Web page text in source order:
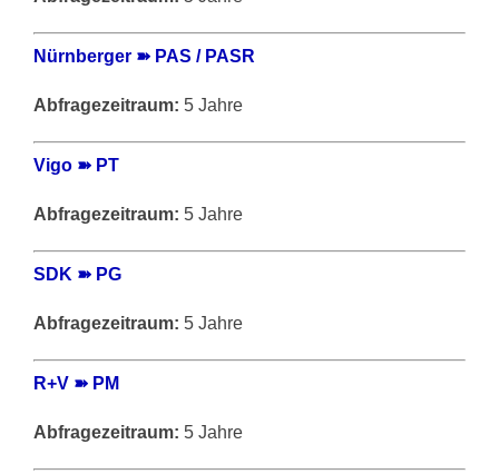
Nürnberger ➽ PAS / PASR
Abfragezeitraum: 5 Jahre
Vigo ➽ PT
Abfragezeitraum: 5 Jahre
SDK ➽ PG
Abfragezeitraum: 5 Jahre
R+V ➽ PM
Abfragezeitraum: 5 Jahre